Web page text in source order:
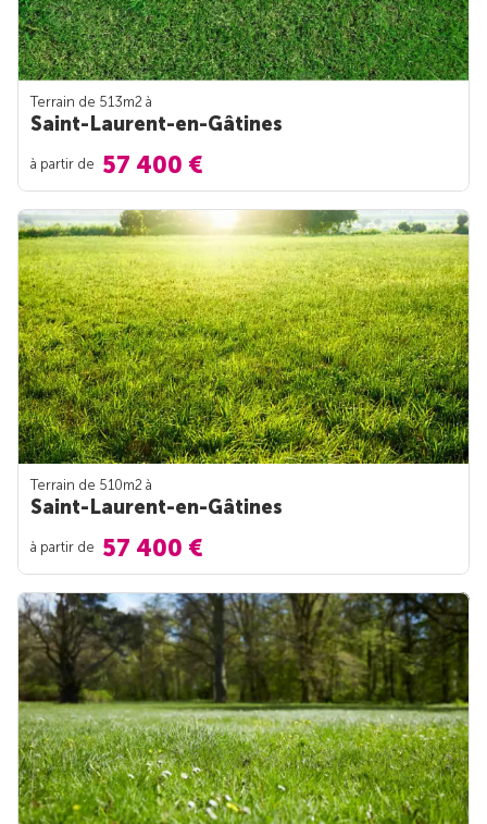
Terrain de 513m2 à
Saint-Laurent-en-Gâtines
à partir de 57 400 €
Terrain de 510m2 à
Saint-Laurent-en-Gâtines
à partir de 57 400 €